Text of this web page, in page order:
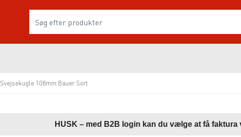
Svejsekugle 108mm Bauer Sort
HUSK – med B2B login kan du vælge at få faktura